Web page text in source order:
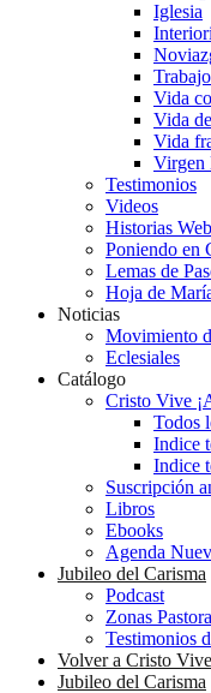
Iglesia
Vida
Vida
Vida
Virgen
Testimonios
Videos
Historias Web
Poniendo en
Lemas de
Hoja de
Noticias
Movimiento
Eclesiales
Catálogo
Cristo Vive
Todos
Indice
Indice
Suscripción
Libros
Ebooks
Agenda
Jubileo del Carisma
Podcast
Zonas
Testimonios
Volver a Cristo Vive
Jubileo del Carisma